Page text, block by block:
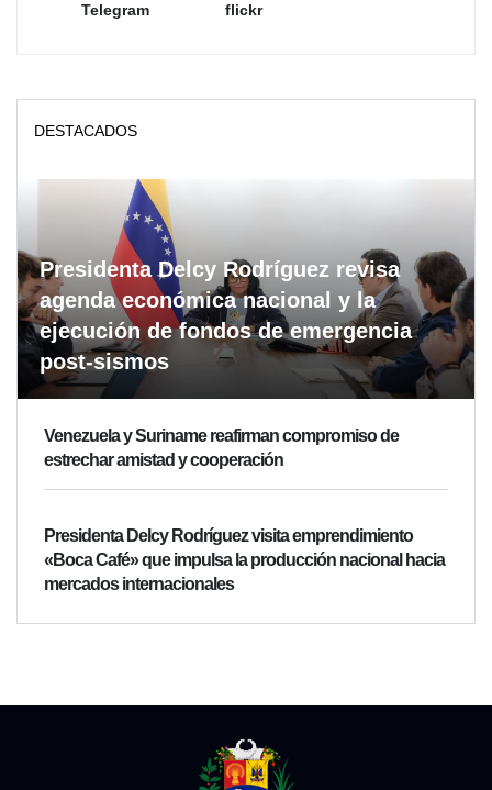
Telegram flickr
DESTACADOS
Presidenta Delcy Rodríguez revisa
agenda económica nacional y la
ejecución de fondos de emergencia
post-sismos
Venezuela y Suriname reafirman compromiso de
estrechar amistad y cooperación
Presidenta Delcy Rodríguez visita emprendimiento
«Boca Café» que impulsa la producción nacional hacia
mercados internacionales